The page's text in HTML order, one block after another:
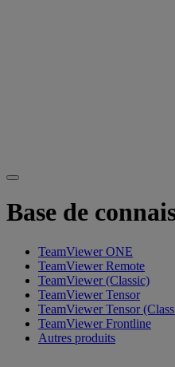
Base de
TeamViewer ONE
TeamViewer Remote
TeamViewer (Classic)
TeamViewer Tensor
TeamViewer Tensor
TeamViewer Frontline
Autres produits